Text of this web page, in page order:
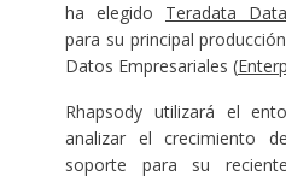
ha elegido Teradata
para su principal
Datos Empresariales (
Rhapsody utilizará el
analizar el crecimiento
soporte para su